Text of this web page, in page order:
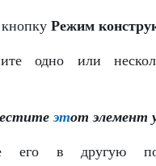
Режим
одно или
этот элемент
его в другую